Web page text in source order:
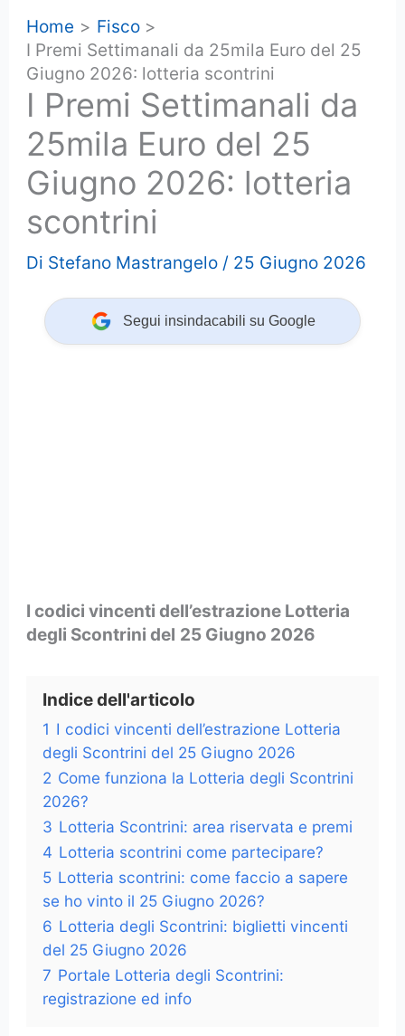
Home
Fisco
I Premi Settimanali da 25mila Euro del 25
Giugno 2026: lotteria scontrini
I Premi Settimanali da
25mila Euro del 25
Giugno 2026: lotteria
scontrini
Di Stefano Mastrangelo / 25 Giugno 2026
Segui insindacabili su Google
I codici vincenti dell’estrazione Lotteria
degli Scontrini del 25 Giugno 2026
Indice dell'articolo
1 I codici vincenti dell’estrazione Lotteria
degli Scontrini del 25 Giugno 2026
2 Come funziona la Lotteria degli Scontrini
2026?
3 Lotteria Scontrini: area riservata e premi
4 Lotteria scontrini come partecipare?
5 Lotteria scontrini: come faccio a sapere
se ho vinto il 25 Giugno 2026?
6 Lotteria degli Scontrini: biglietti vincenti
del 25 Giugno 2026
7 Portale Lotteria degli Scontrini:
registrazione ed info